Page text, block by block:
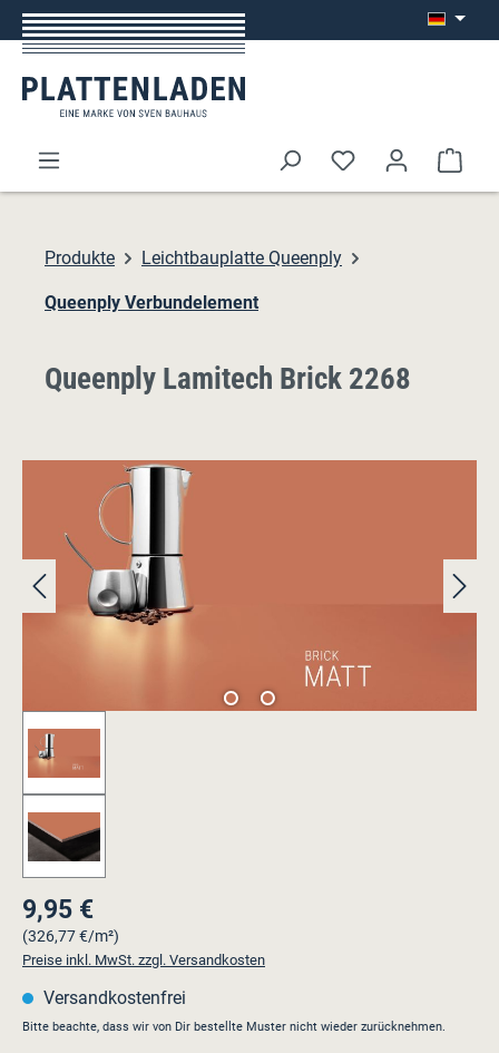
Zum Hauptinhalt springen
Produkte Leichtbauplatte Queenply
Queenply Verbundelement
Queenply Lamitech Brick 2268
Bildergalerie überspringen
Regulärer Preis:
9,95 €
(326,77 €/m²)
Preise inkl. MwSt. zzgl. Versandkosten
Versandkostenfrei
Bitte beachte, dass wir von Dir bestellte Muster nicht wieder zurücknehmen.